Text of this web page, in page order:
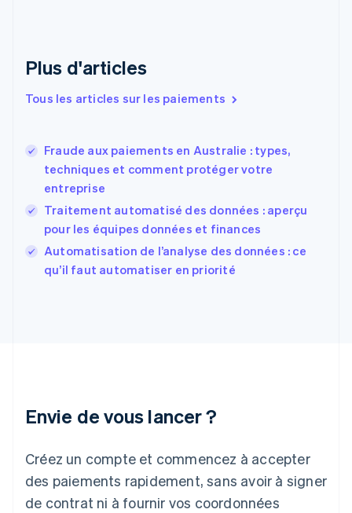
Plus d'articles
Tous les articles sur les paiements
Fraude aux paiements en Australie : types,
techniques et comment protéger votre
entreprise
Traitement automatisé des données : aperçu
pour les équipes données et finances
Automatisation de l’analyse des données : ce
qu’il faut automatiser en priorité
Envie de vous lancer ?
Créez un compte et commencez à accepter
des paiements rapidement, sans avoir à signer
de contrat ni à fournir vos coordonnées
Espagne
Estonie
EnglishEspañol简体中文
Finlande
EnglishSvenska
Français English
Gibraltar
English
Grèce
English
Japon
Lettonie
English
Liechtenstein
DeutschEnglish